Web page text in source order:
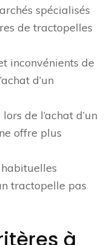
spécialisés
de tractopelles
inconvénients de
d’un
de l’achat d’un
offre plus
tractopelle pas
à